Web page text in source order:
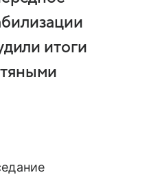
итоги